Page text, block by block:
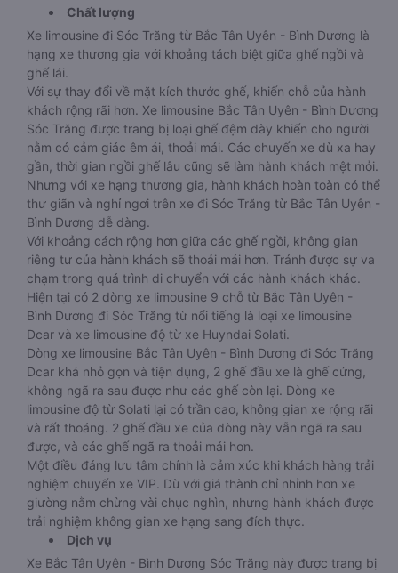
Chất lượng
Xe limousine đi Sóc Trăng từ Bắc Tân Uyên - Bình Dương là
hạng xe thương gia với khoảng tách biệt giữa ghế ngồi và
ghế lái.
Với sự thay đổi về mặt kích thước ghế, khiến chỗ của hành
khách rộng rãi hơn. Xe limousine Bắc Tân Uyên - Bình Dương
Sóc Trăng được trang bị loại ghế đệm dày khiến cho người
nằm có cảm giác êm ái, thoải mái. Các chuyến xe dù xa hay
gần, thời gian ngồi ghế lâu cũng sẽ làm hành khách mệt mỏi.
Nhưng với xe hạng thương gia, hành khách hoàn toàn có thể
thư giãn và nghỉ ngơi trên xe đi Sóc Trăng từ Bắc Tân Uyên -
Bình Dương dễ dàng.
Với khoảng cách rộng hơn giữa các ghế ngồi, không gian
riêng tư của hành khách sẽ thoải mái hơn. Tránh được sự va
chạm trong quá trình di chuyển với các hành khách khác.
Hiện tại có 2 dòng xe limousine 9 chỗ từ Bắc Tân Uyên -
Bình Dương đi Sóc Trăng từ nổi tiếng là loại xe limousine
Dcar và xe limousine độ từ xe Huyndai Solati.
Dòng xe limousine Bắc Tân Uyên - Bình Dương đi Sóc Trăng
Dcar khá nhỏ gọn và tiện dụng, 2 ghế đầu xe là ghế cứng,
không ngã ra sau được như các ghế còn lại. Dòng xe
limousine độ từ Solati lại có trần cao, không gian xe rộng rãi
và rất thoáng. 2 ghế đầu xe của dòng này vẫn ngã ra sau
được, và các ghế ngã ra thoải mái hơn.
Một điều đáng lưu tâm chính là cảm xúc khi khách hàng trải
nghiệm chuyến xe VIP. Dù với giá thành chỉ nhỉnh hơn xe
giường nằm chừng vài chục nghìn, nhưng hành khách được
trải nghiệm không gian xe hạng sang đích thực.
Dịch vụ
Xe Bắc Tân Uyên - Bình Dương Sóc Trăng này được trang bị